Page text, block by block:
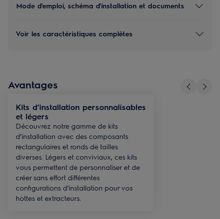
Mode d'emploi, schéma d'installation et documents
Voir les caractéristiques complètes
Avantages
Kits d’installation personnalisables
et légers
Découvrez notre gamme de kits
d’installation avec des composants
rectangulaires et ronds de tailles
diverses. Légers et conviviaux, ces kits
vous permettent de personnaliser et de
créer sans effort différentes
configurations d’installation pour vos
hottes et extracteurs.